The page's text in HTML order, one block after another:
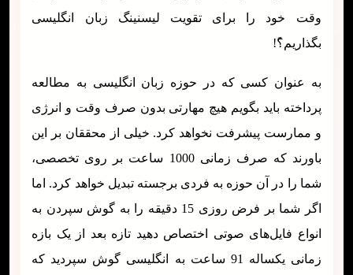
وقت خود را برای تقویت لیسنینگ زبان انگلیسی
بگذاریم؟ً!
به عنوان کسی که در حوزه زبان انگلیسی به مطالعه
پرداخته باید بگویم هیچ مهارتی بدون صرف وقت و انرژی
و ممارست پیشرفت نخواهد کرد. خیلی از محققان بر این
باورند که صرف زمانی 1000 ساعت بر روی تخصصی،
شما را در آن حوزه به فردی برجسته تبدیل خواهد کرد. اما
اگر شما بر فرض روزی 15 دقیقه را به گوش سپردن به
انواع فایل‌های صوتی اختصاص دهید تازه بعد از یک بازه
زمانی یکساله 91 ساعت به انگلیسی گوش سپردید که